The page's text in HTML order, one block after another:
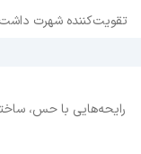
تقویت‌کننده شهرت
رایحه‌هایی با حس،